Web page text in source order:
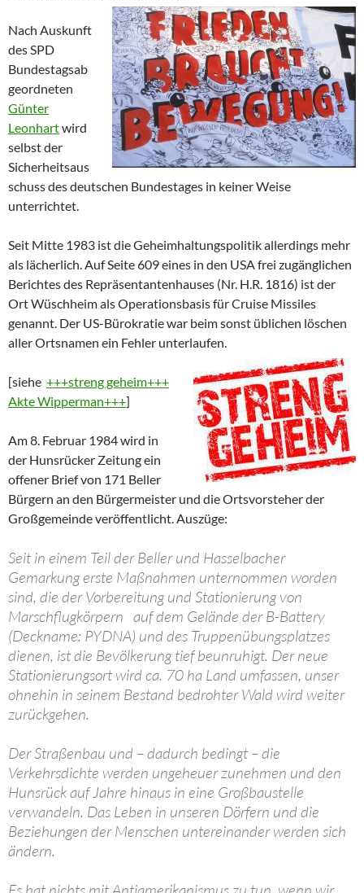
Nach Auskunft
des SPD
Bundestagsab
geordneten
Günter
Leonhartwird
selbst der
Sicherheitsaus
schuss des deutschen Bundestages in keiner Weise
unterrichtet.
Seit Mitte 1983 ist die Geheimhaltungspolitik allerdings mehr
als lächerlich. Auf Seite 609 eines in den USA frei zugänglichen
Berichtes des Repräsentantenhauses (Nr. H.R. 1816) ist der
Ort Wüschheim als Operationsbasis für Cruise Missiles
genannt. Der US-Bürokratie war beim sonst üblichen löschen
aller Ortsnamen ein Fehler unterlaufen.
[siehe +++streng geheim+++
Akte Wipperman+++]
Am 8. Februar 1984 wird in
der Hunsrücker Zeitung ein
offener Brief von 171 Beller
Bürgern an den Bürgermeister und die Ortsvorsteher der
Großgemeinde veröffentlicht. Auszüge:
Seit in einem Teil der Beller und Hasselbacher
Gemarkung erste Maßnahmen unternommen worden
sind, die der Vorbereitung und Stationierung von
Marschflugkörpern auf dem Gelände der B-Battery
(Deckname: PYDNA) und des Truppenübungsplatzes
dienen, ist die Bevölkerung tief beunruhigt. Der neue
Stationierungsort wird ca. 70 ha Land umfassen, unser
ohnehin in seinem Bestand bedrohter Wald wird weiter
zurückgehen.
Der Straßenbau und – dadurch bedingt – die
Verkehrsdichte werden ungeheuer zunehmen und den
Hunsrück auf Jahre hinaus in eine Großbaustelle
verwandeln. Das Leben in unseren Dörfern und die
Beziehungen der Menschen untereinander werden sich
ändern.